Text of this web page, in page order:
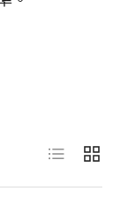
List Grid